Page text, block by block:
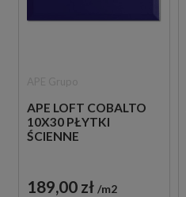
APE LOFT COBALTO
10X30 PŁYTKI
ŚCIENNE
189,00 zł m2